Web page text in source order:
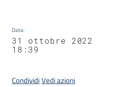
Data:
31 ottobre 2022
18:39
CondividiVedi azioni